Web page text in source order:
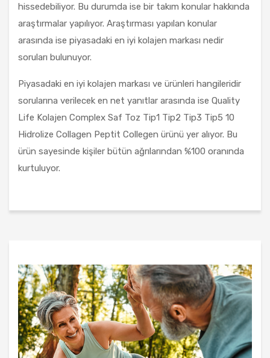
hissedebiliyor. Bu durumda ise bir takım konular hakkında
araştırmalar yapılıyor. Araştırması yapılan konular
arasında ise piyasadaki en iyi kolajen markası nedir
soruları bulunuyor.
Piyasadaki en iyi kolajen markası ve ürünleri hangileridir
sorularına verilecek en net yanıtlar arasında ise Quality
Life Kolajen Complex Saf Toz Tip1 Tip2 Tip3 Tip5 10
Hidrolize Collagen Peptit Collegen ürünü yer alıyor. Bu
ürün sayesinde kişiler bütün ağrılarından %100 oranında
kurtuluyor.